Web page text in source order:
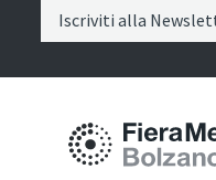
Iscriviti alla